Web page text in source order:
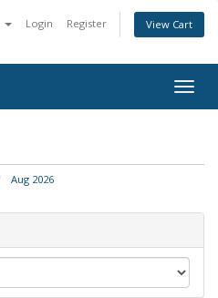
Login Register View Cart
Aug 2026